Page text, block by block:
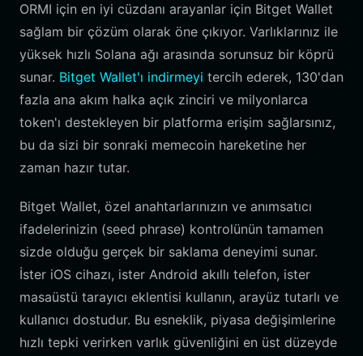
ORMI için en iyi cüzdanı arayanlar için Bitget Wallet
sağlam bir çözüm olarak öne çıkıyor. Varlıklarınız ile
yüksek hızlı Solana ağı arasında sorunsuz bir köprü
sunar. Bitget Wallet'ı indirmeyi tercih ederek, 130'dan
fazla ana akım halka açık zinciri ve milyonlarca
token'ı destekleyen bir platforma erişim sağlarsınız,
bu da sizi bir sonraki memecoin hareketine her
zaman hazır tutar.
Bitget Wallet, özel anahtarlarınızın ve anımsatıcı
ifadelerinizin (seed phrase) kontrolünün tamamen
sizde olduğu gerçek bir saklama deneyimi sunar.
İster iOS cihazı, ister Android akıllı telefon, ister
masaüstü tarayıcı eklentisi kullanın, arayüz tutarlı ve
kullanıcı dostudur. Bu esneklik, piyasa değişimlerine
hızlı tepki verirken varlık güvenliğini en üst düzeyde